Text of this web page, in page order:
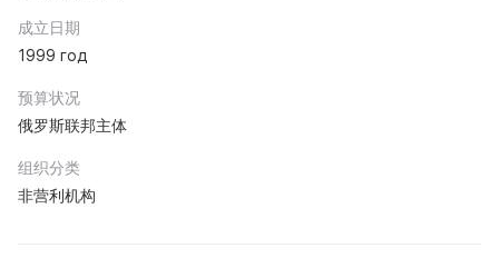
成立日期
1999 год
预算状况
俄罗斯联邦主体
组织分类
非营利机构